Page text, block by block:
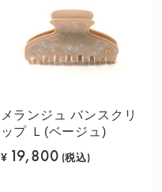
メランジュ バンスクリ
ップ Ｌ(ベージュ)
¥ 19,800 (税込)